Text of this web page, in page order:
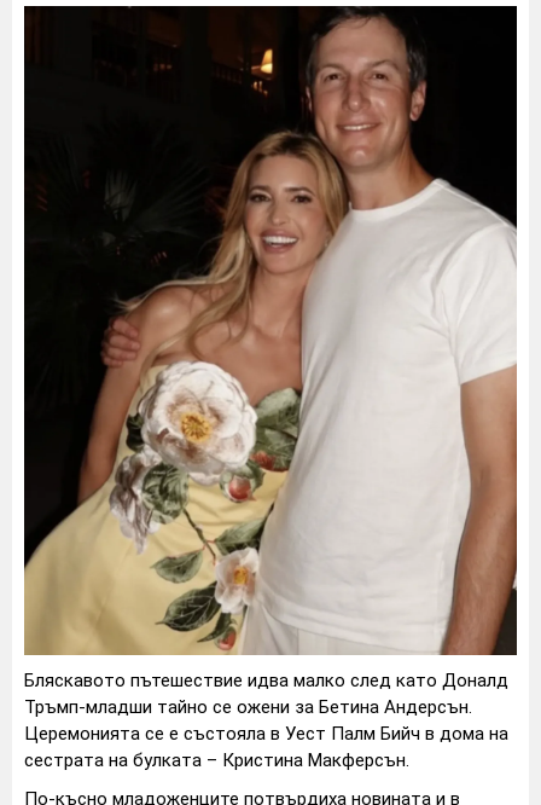
Бляскавото пътешествие идва малко след като Доналд
Тръмп-младши тайно се ожени за Бетина Андерсън.
Церемонията се е състояла в Уест Палм Бийч в дома на
сестрата на булката – Кристина Макферсън.
По-късно младоженците потвърдиха новината и в